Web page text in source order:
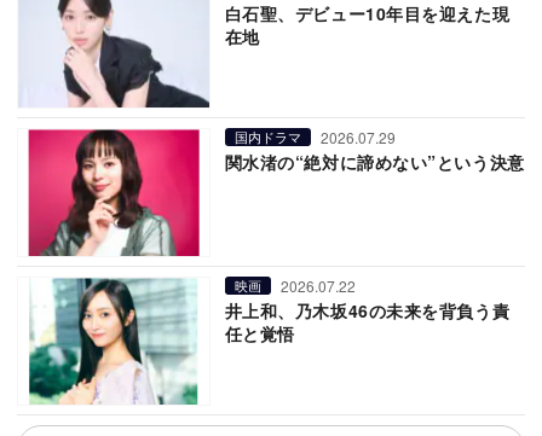
白石聖、デビュー10年目を迎えた現
在地
国内ドラマ 2026.07.29
関水渚の“絶対に諦めない”という決意
映画 2026.07.22
井上和、乃木坂46の未来を背負う責
任と覚悟